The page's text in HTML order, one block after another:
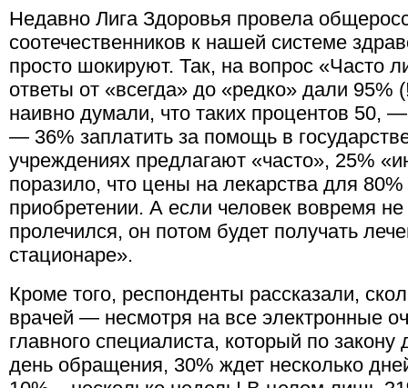
Недавно Лига Здоровья провела
соотечественников к нашей системе
просто шокируют. Так, на вопрос «Часто
ответы от «всегда» до «редко» дали
наивно думали, что таких процентов 50,
— 36% заплатить за помощь в
учреждениях предлагают «часто», 25%
поразило, что цены на лекарства для
приобретении. А если человек вовремя
пролечился, он потом будет получать
стационаре».
Кроме того, респонденты рассказали,
врачей — несмотря на все электронные
главного специалиста, который по
день обращения, 30% ждет несколько